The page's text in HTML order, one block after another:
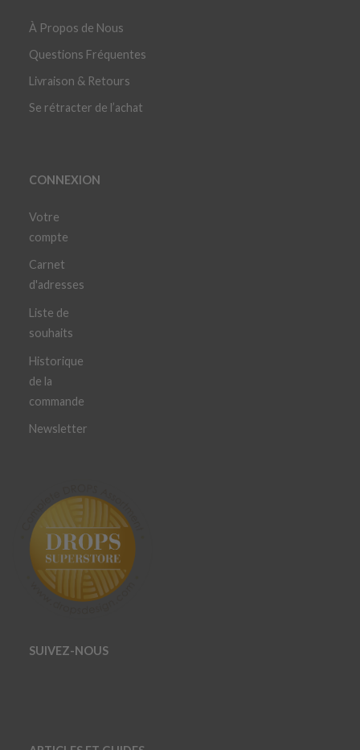
À Propos de Nous
Questions Fréquentes
Livraison & Retours
Se rétracter de l’achat
CONNEXION
Votre
compte
Carnet
d'adresses
Liste de
souhaits
Historique
de la
commande
Newsletter
SUIVEZ-NOUS